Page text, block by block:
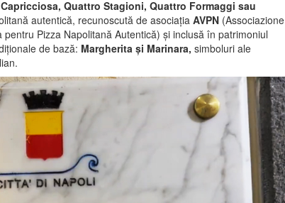
Quattro Stagioni, Quattro Formaggi sau
autentică, recunoscută de asociația AVPN (Associazione
Pizza Napolitană Autentică) și inclusă în patrimoniul
de bază: Margherita și Marinara, simboluri ale